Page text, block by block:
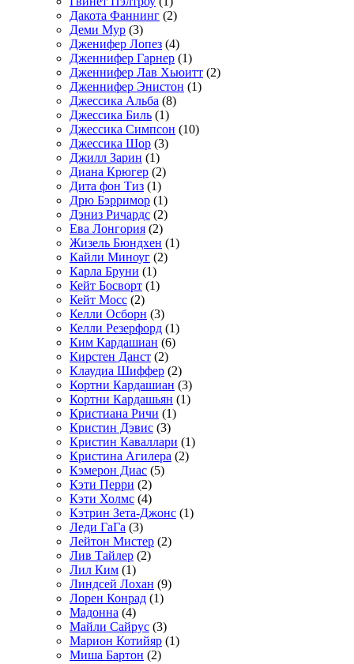
Дакота Фаннинг (2)
Деми Мур (3)
Дженифер Лопез (4)
Дженнифер Гарнер (1)
Дженнифер Лав Хьюитт (2)
Дженнифер Энистон (1)
Джессика Альба (8)
Джессика Биль (1)
Джессика Симпсон (10)
Джессика Шор (3)
Джилл Зарин (1)
Диана Крюгер (2)
Дита фон Тиз (1)
Дрю Бэрримор (1)
Дэниз Ричардс (2)
Ева Лонгория (2)
Жизель Бюндхен (1)
Кайли Миноуг (2)
Карла Бруни (1)
Кейт Босворт (1)
Кейт Мосс (2)
Келли Осборн (3)
Келли Резерфорд (1)
Ким Кардашиан (6)
Кирстен Данст (2)
Клаудиа Шиффер (2)
Кортни Кардашиан (3)
Кортни Кардашьян (1)
Кристиана Ричи (1)
Кристин Дэвис (3)
Кристин Каваллари (1)
Кристина Агилера (2)
Кэмерон Диас (5)
Кэти Перри (2)
Кэти Холмс (4)
Кэтрин Зета-Джонс (1)
Леди ГаГа (3)
Лейтон Мистер (2)
Лив Тайлер (2)
Лил Ким (1)
Линдсей Лохан (9)
Лорен Конрад (1)
Мадонна (4)
Майли Сайрус (3)
Марион Котийяр (1)
Миша Бартон (2)